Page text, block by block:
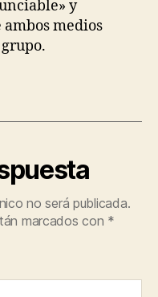
y
medios
no será publicada.
marcados con *